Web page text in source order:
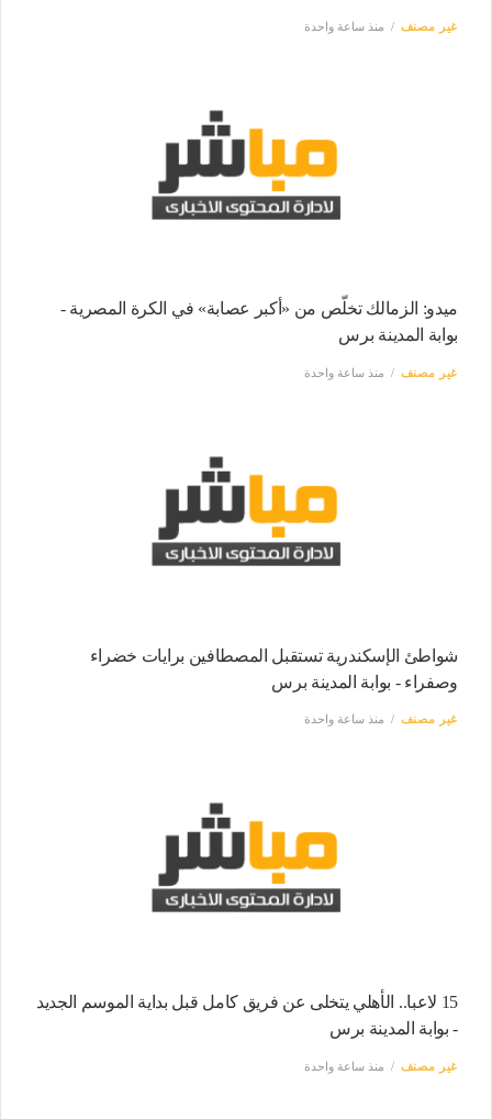
غير مصنف منذ ساعة واحدة
ميدو: الزمالك تخلّص من «أكبر عصابة» في الكرة المصرية -
بوابة المدينة برس
غير مصنف منذ ساعة واحدة
شواطئ الإسكندرية تستقبل المصطافين برايات خضراء
وصفراء - بوابة المدينة برس
غير مصنف منذ ساعة واحدة
15 لاعبا.. الأهلي يتخلى عن فريق كامل قبل بداية الموسم الجديد
- بوابة المدينة برس
غير مصنف منذ ساعة واحدة